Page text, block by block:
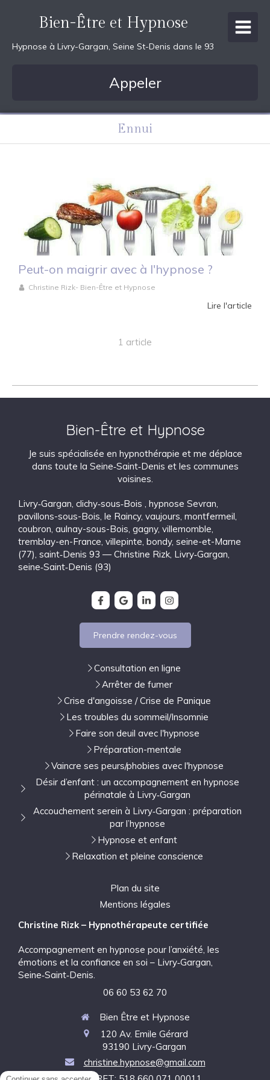
Bien-Être et Hypnose
Hypnose à Livry-Gargan, Seine St-Denis dans le 93
Appeler
Ennui
Peut-on maigrir avec à l'hypnose ?
Christine Rizk- Bien-Être et Hypnose
Lire l'article
1 article
Bien-Être et Hypnose
Je suis spécialisée en hypnothérapie et me déplace
dans toute la Seine‑Saint‑Denis et les communes
voisines.
Livry‑Gargan, clichy‑sous‑Bois , hypnose Sevran,
pavillons-sous-Bois, le Raincy, vaujours, montfermeil,
coubron, aulnay-sous-Bois, gagny, villemomble,
tremblay-en-France, villepinte, bondy, seine-et-Marne
(77), saint‑Denis 93 — Christine Rizk, Livry‑Gargan,
seine‑Saint‑Denis (93)
Prendre rendez-vous
Consultation en ligne
Arrêter de fumer
Crise d'angoisse / Crise de Panique
Les troubles du sommeil/Insomnie
Faire son deuil avec l'hypnose
Préparation-mentale
Vaincre ses peurs/phobies avec l'hypnose
Désir d’enfant : un accompagnement en hypnose
périnatale à Livry‑Gargan
Accouchement serein à Livry‑Gargan : préparation
par l’hypnose
Hypnose et enfant
Relaxation et pleine conscience
Plan du site
Mentions légales
Christine Rizk – Hypnothérapeute certifiée
Accompagnement en hypnose pour l’anxiété, les
émotions et la confiance en soi – Livry‑Gargan,
Seine‑Saint‑Denis.
06 60 53 62 70
Bien Être et Hypnose
120 Av. Emile Gérard
93190 Livry-Gargan
christine.hypnose@gmail.com